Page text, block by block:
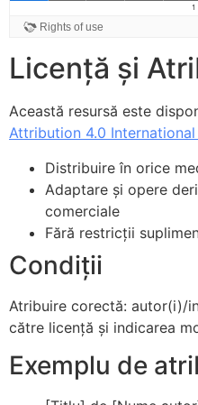
Licență și
Această resursă este
Attribution 4.0 International
Distribuire în orice
Adaptare și opere
comerciale
Fără restricții
Condiții
Atribuire corectă: autor(i)/
către licență și indicarea
Exemplu de